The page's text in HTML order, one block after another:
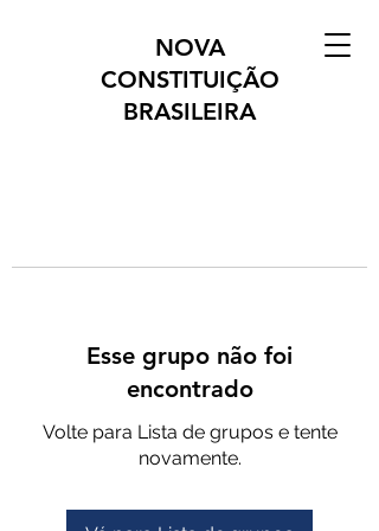
NOVA
CONSTITUIÇÃO
BRASILEIRA
Esse grupo não foi
encontrado
Volte para Lista de grupos e tente
novamente.